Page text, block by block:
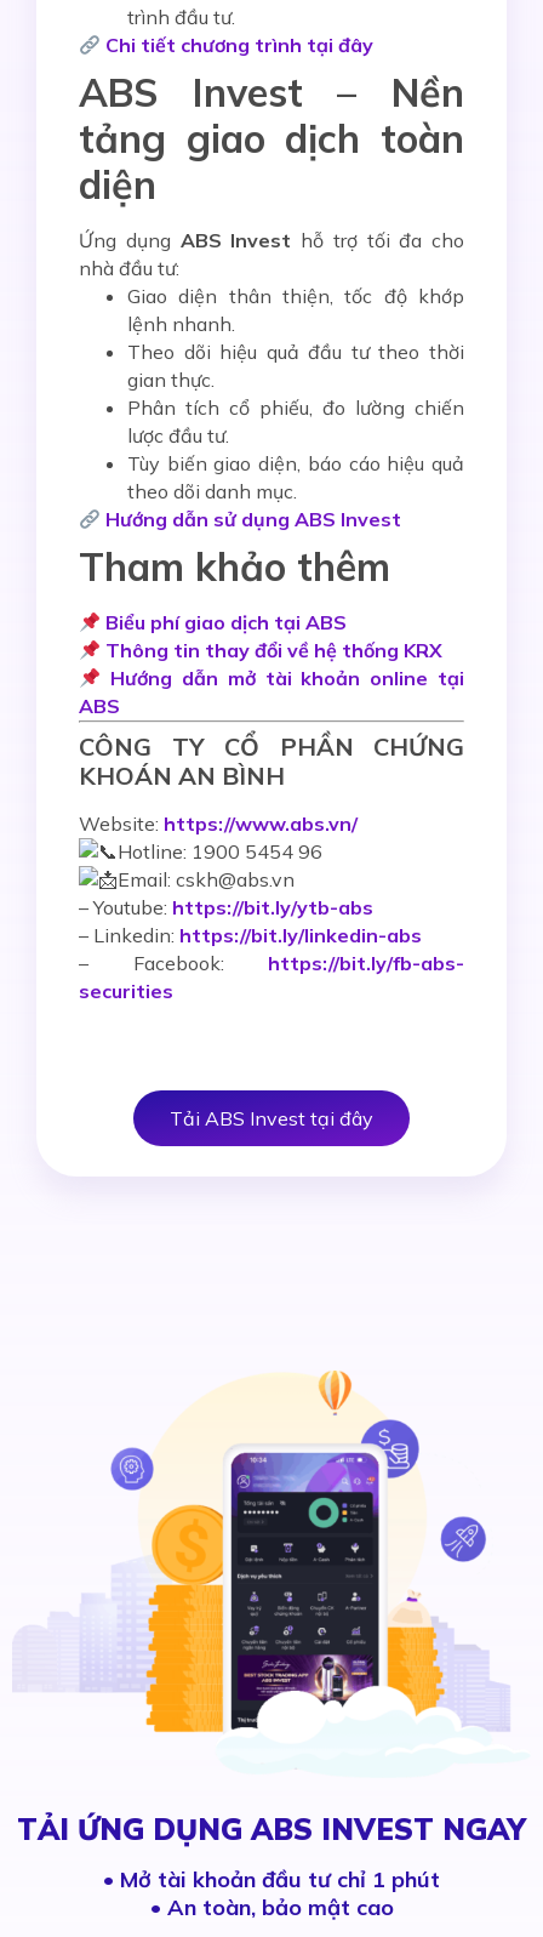
trình đầu tư.
Chi tiết chương trình tại đây
ABS Invest – Nền
tảng giao dịch toàn
diện
Ứng dụng ABS Invest hỗ trợ tối đa cho
nhà đầu tư:
Giao diện thân thiện, tốc độ khớp
lệnh nhanh.
Theo dõi hiệu quả đầu tư theo thời
gian thực.
Phân tích cổ phiếu, đo lường chiến
lược đầu tư.
Tùy biến giao diện, báo cáo hiệu quả
theo dõi danh mục.
Hướng dẫn sử dụng ABS Invest
Tham khảo thêm
Biểu phí giao dịch tại ABS
Thông tin thay đổi về hệ thống KRX
Hướng dẫn mở tài khoản online tại
ABS
CÔNG TY CỔ PHẦN CHỨNG
KHOÁN AN BÌNH
Website: https://www.abs.vn/
Hotline: 1900 5454 96
Email: cskh@abs.vn
–Youtube: https://bit.ly/ytb-abs
– Linkedin: https://bit.ly/linkedin-abs
– Facebook: https://bit.ly/fb-abs-
securities
Tải ABS Invest tại đây
TẢI ỨNG DỤNG ABS INVEST NGAY
• Mở tài khoản đầu tư chỉ 1 phút
• An toàn, bảo mật cao